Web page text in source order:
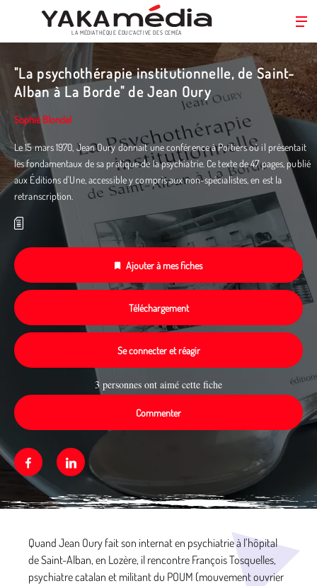
contenu
principal
LA MÉDIATHÈQUE ÉDUC’ACTIVE DES CEMÉA
"La psychothérapie institutionnelle, de Saint-
Alban à La Borde" de Jean Oury
Sophie Blondel
Le 15 mars 1970, Jean Oury donnait une conférence à Poitiers où il présentait
les fondamentaux de sa pratique de la psychiatrie. Ce texte de 47 pages, publié
aux Éditions d'Une, accessible y compris aux non-spécialistes, en est la
retranscription.
Ajouter à mes fiches
Téléchargement
Se connecter et réagir
3 personnes ont aimé cette fiche
Commenter
FacebookLinkedin
Quand Jean Oury fait son internat en psychiatrie à l’hôpital
de Saint-Alban, en Lozère, il rencontre François Tosquelles,
psychiatre catalan et militant du POUM (mouvement ouvrier